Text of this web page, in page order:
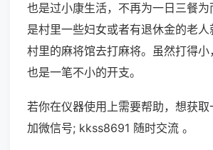
也是过小康生活，不再为一日三餐
是村里一些妇女或者有退休金的老人
村里的麻将馆去打麻将。虽然打得
也是一笔不小的开支。
若你在仪器使用上需要帮助，想获
加微信号; kkss8691 随时交流 。